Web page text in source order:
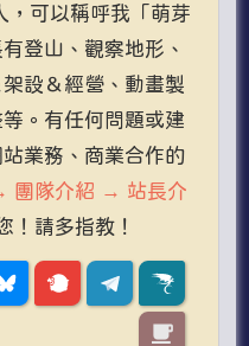
可以稱呼我「萌芽
登山、觀察地形、
設＆經營、動畫製
。有任何問題或建
業務、商業合作的
團隊介紹 → 站長介
！請多指教！